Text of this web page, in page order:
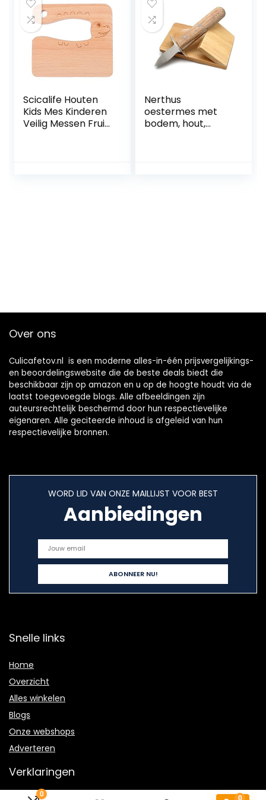
0
0
huisapparaten,
mixer, koffiemaker
(zwart)
Scicalife Houten
Kids Mes Kinderen
Veilig Messen Fruit
Nerthus
oestermes met
bodem, hout,
Over ons
Culicafetov.nl is een moderne alles-in-één prijsvergelijkings-
en beoordelingswebsite die de beste deals biedt die
beschikbaar zijn op amazon en u op de hoogte houdt via de
laatst toegevoegde blogs. Alle afbeeldingen zijn
auteursrechtelijk beschermd door hun respectievelijke
eigenaren. Alle geciteerde inhoud is afgeleid van hun
respectievelijke bronnen.
WORD LID VAN ONZE MAILLIJST VOOR BEST
Aanbiedingen
Snelle links
Home
Overzicht
Alles winkelen
Blogs
Onze webshops
Adverteren
Verklaringen